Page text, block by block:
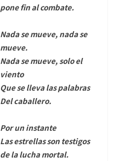
pone fin al combate.
Nada se mueve, nada se
mueve.
Nada se mueve, solo el
viento
Que se lleva las palabras
Del caballero.
Por un instante
Las estrellas son testigos
de la lucha mortal.